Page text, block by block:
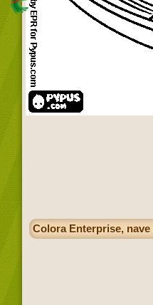
Colora Enterprise,